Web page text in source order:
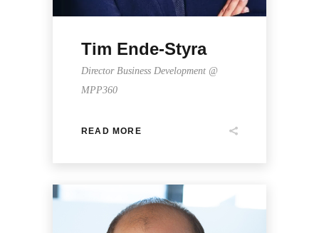
Tim Ende-Styra
Director Business Development @
MPP360
READ MORE